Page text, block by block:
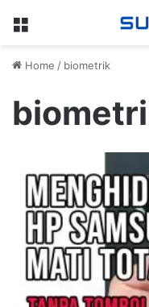
Menu
Home / biometrik